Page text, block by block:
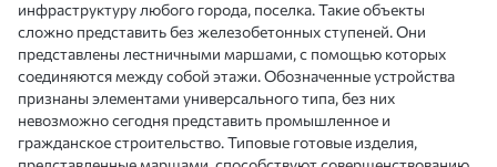
инфраструктуру любого города, поселка. Такие объекты
сложно представить без железобетонных ступеней. Они
представлены лестничными маршами, с помощью которых
соединяются между собой этажи. Обозначенные устройства
признаны элементами универсального типа, без них
невозможно сегодня представить промышленное и
гражданское строительство. Типовые готовые изделия,